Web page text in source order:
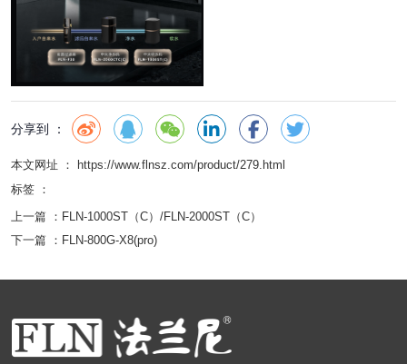
分享到 ：
本文网址 ： https://www.flnsz.com/product/279.html
标签 ：
上一篇 ： FLN-1000ST（C）/FLN-2000ST（C）
下一篇 ： FLN-800G-X8(pro)